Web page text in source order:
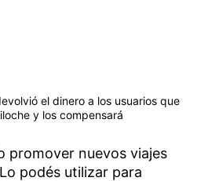
el dinero a los usuarios que
y los compensará
promover nuevos viajes
podés utilizar para